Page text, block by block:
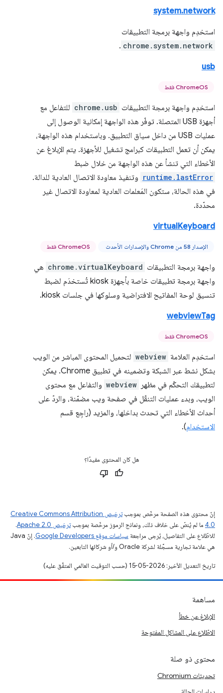
system.network
استخدِم واجهة برمجة التطبيقات
chrome.system.network
.
usb
ChromeOS فقط
استخدِم واجهة برمجة التطبيقات chrome.usb للتفاعل مع
أجهزة USB المتصلة. توفّر هذه الواجهة إمكانية الوصول إلى
عمليات USB من داخل سياق التطبيق. وباستخدام هذه الواجهة،
يمكن أن تعمل التطبيقات كبرامج تشغيل للأجهزة. يتم الإبلاغ عن
الأخطاء التي تنشأ عن هذه الواجهة من خلال ضبط
runtime.lastError وتنفيذ معاودة الاتصال العادية للدالة.
في هذه الحالة، ستكون المَعلمات العادية لمعاودة الاتصال غير
محدّدة.
virtualKeyboard
الإصدار 58 من Chrome والإصدارات الأحدث ChromeOS فقط
واجهة برمجة التطبيقات chrome.virtualKeyboard هي
واجهة برمجة تطبيقات خاصة بأجهزة kiosk تُستخدَم لضبط
تنسيق لوحة المفاتيح الافتراضية وسلوكها في جلسات kiosk.
webviewTag
ChromeOS فقط
استخدِم العلامة webview لتحميل المحتوى المباشر من الويب
بشكل نشط عبر الشبكة وتضمينه في تطبيق Chrome. يمكن
لتطبيقك التحكّم في مظهر webview والتفاعل مع محتوى
الويب، وبدء عمليات التنقّل في صفحة ويب مضمّنة، والردّ على
أحداث الأخطاء التي تحدث بداخلها، والمزيد (راجِع قسم
الاستخدام).
هل كان المحتوى مفيدًا؟
إنّ محتوى هذه الصفحة مرخّص بموجب
ترخيص Creative Commons Attribution
4.0‏ ما لم يُنصّ على خلاف ذلك، ونماذج الرموز مرخّصة بموجبترخيص Apache 2.0‏
.
للاطّلاع على التفاصيل، يُرجى مراجعة سياسات موقع Google Developers‏
. إنّ Java
هي علامة تجارية مسجَّلة لشركة Oracle و/أو شركائها التابعين.
تاريخ التعديل الأخير: 2026-05-15 (حسب التوقيت العالمي المتفَّق عليه)
مساهمة
الإبلاغ عن خطأ
الاطّلاع على المشاكل المفتوحة
محتوى ذو صلة
تحديثات Chromium